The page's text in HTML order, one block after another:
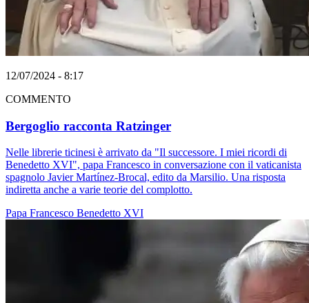
12/07/2024 - 8:17
COMMENTO
Bergoglio racconta Ratzinger
Nelle librerie ticinesi è arrivato da "Il successore. I miei ricordi di
Benedetto XVI", papa Francesco in conversazione con il vaticanista
spagnolo Javier Martínez-Brocal, edito da Marsilio. Una risposta
indiretta anche a varie teorie del complotto.
Papa Francesco Benedetto XVI